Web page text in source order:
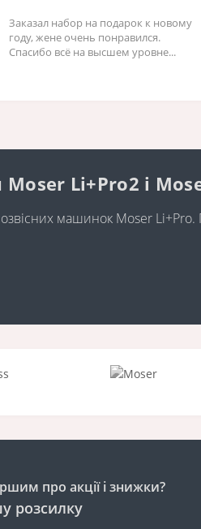
Заказал набор на подарок к новому
году, жене очень понравился.
Спасибо всё на высшем уровне...
Li+Pro2 і
машинок Moser
про акції і знижки?
розсилку